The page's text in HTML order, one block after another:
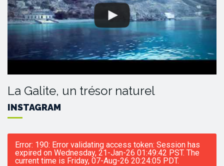
La Galite, un trésor naturel
INSTAGRAM
Error: 190: Error validating access token: Session has
expired on Wednesday, 21-Jan-26 01:49:42 PST. The
current time is Friday, 07-Aug-26 20:24:05 PDT.